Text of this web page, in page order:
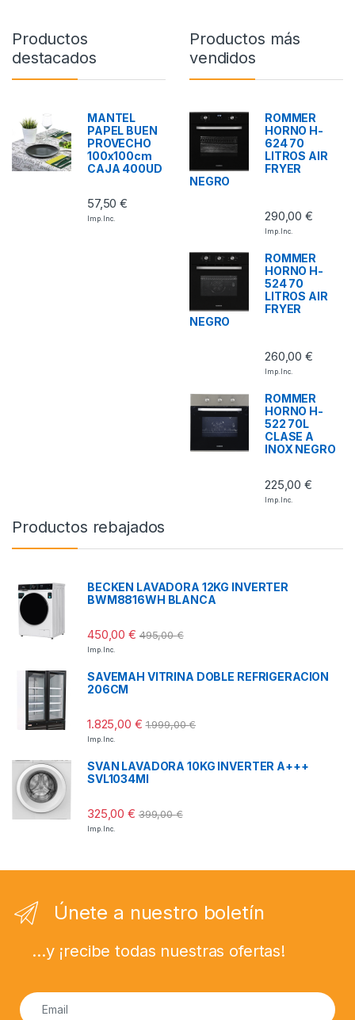
Productos
destacados
MANTEL
PAPEL BUEN
PROVECHO
100x100cm
CAJA 400UD
57,50€
Imp. Inc.
Productos más
vendidos
ROMMER
HORNO H-
624 70
LITROS AIR
FRYER
NEGRO
290,00€
Imp. Inc.
ROMMER
HORNO H-
524 70
LITROS AIR
FRYER
NEGRO
260,00€
Imp. Inc.
ROMMER
HORNO H-
522 70L
CLASE A
INOX NEGRO
225,00€
Imp. Inc.
Productos rebajados
BECKEN LAVADORA 12KG INVERTER
BWM8816WH BLANCA
450,00€ 495,00€
Imp. Inc.
SAVEMAH VITRINA DOBLE REFRIGERACION
206CM
1.825,00 € 1.999,00€
Imp. Inc.
SVAN LAVADORA 10KG INVERTER A+++
SVL1034MI
325,00€ 399,00€
Imp. Inc.
Únete a nuestro boletín
...y ¡recibe todas nuestras ofertas!